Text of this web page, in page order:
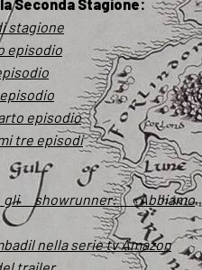
Seconda Stagione:
stagione
episodio
episodio
tre episodi
showrunner: «Abbiamo
nella serie tv Amazon